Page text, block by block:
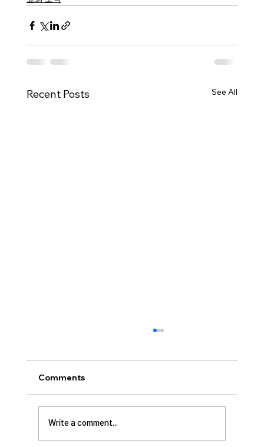
Recent Posts See All
• 성만찬 오늘 예배중에 있습니다. 준비해 주신
부장님께 감사드립니다. • 북가주 남침례교 한인
저희 교회에서 호스트 합니다. 목회자 40여명 식
사 준비를 돕고자 하시는 분들은 정경애 권사님
Comments
Write a comment...